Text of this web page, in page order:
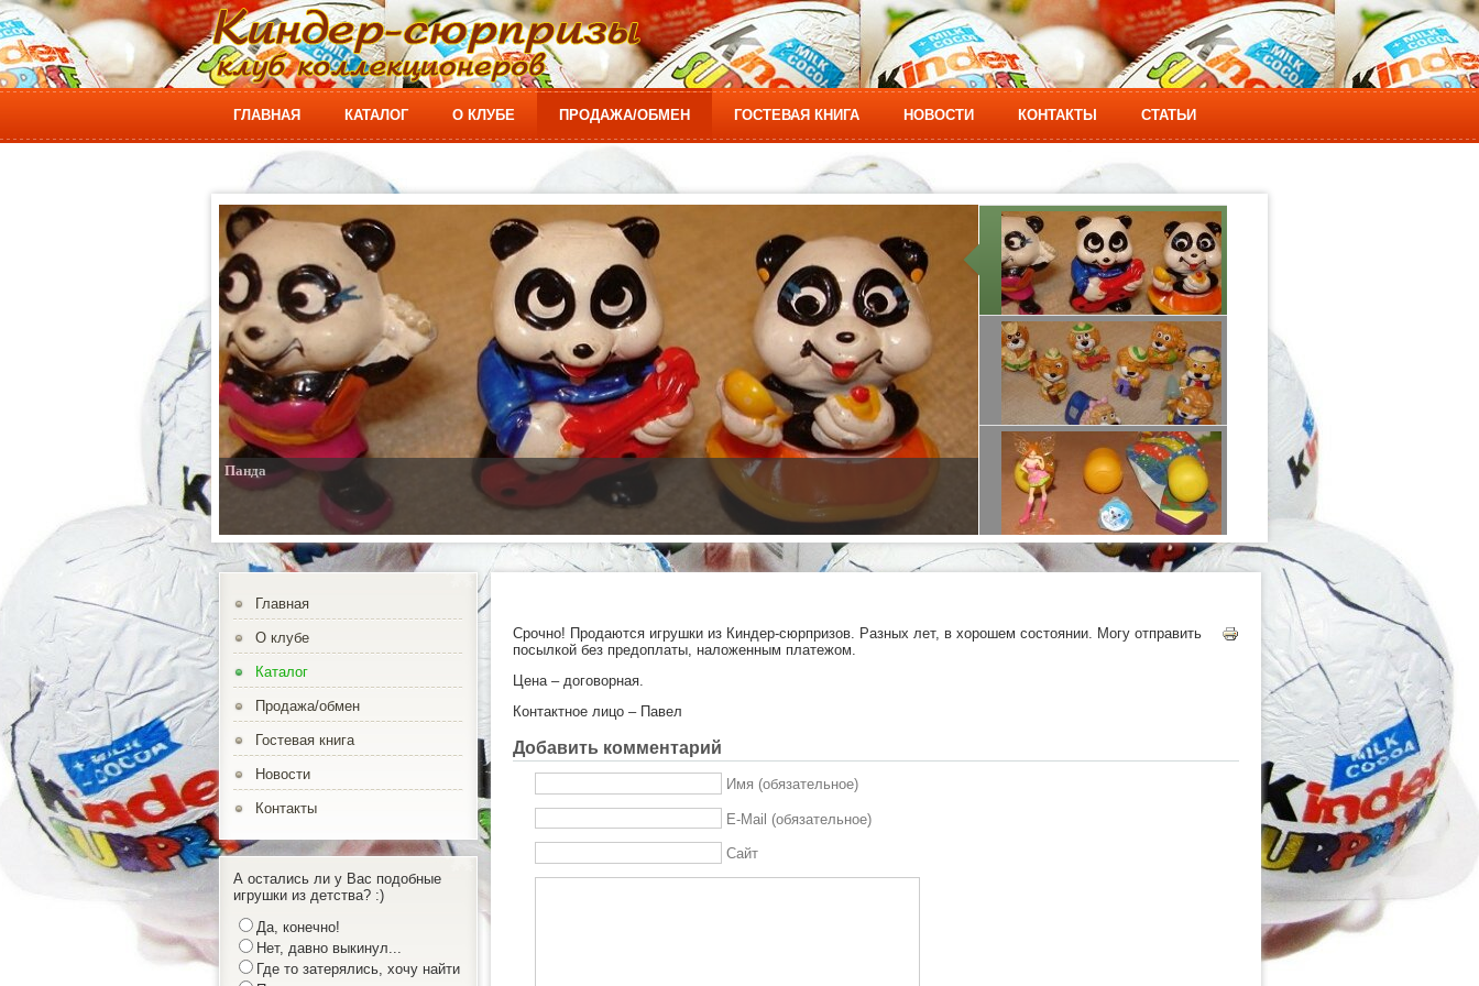
ГЛАВНАЯ КАТАЛОГ О КЛУБЕ ПРОДАЖА/ОБМЕН ГОСТЕВАЯ КНИГА НОВОСТИ КОНТАКТЫ СТАТЬИ
Панда
ПАНДА
ЛЬВЫ
ФЕЯ
Главная
О клубе
Каталог
Продажа/обмен
Гостевая книга
Новости
Контакты
А остались ли у Вас подобные
игрушки из детства? :)
Да, конечно!
Нет, давно выкинул...
Где то затерялись, хочу найти
Срочно! Продаются игрушки из Киндер-сюрпризов. Разных лет, в хорошем состоянии. Могу отправить
посылкой без предоплаты, наложенным платежом.
Цена – договорная.
Контактное лицо – Павел
Добавить комментарий
Имя (обязательное)
E-Mail (обязательное)
Сайт